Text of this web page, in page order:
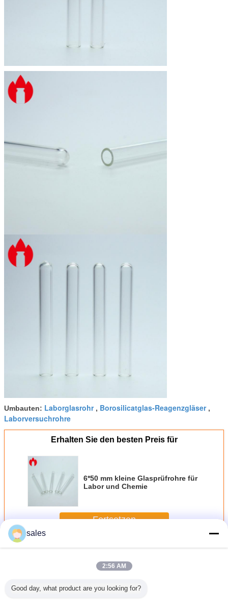
Umbauten: Laborglasrohr, Borosilicatglas-Reagenzgläser,
Laborversuchrohre
Erhalten Sie den besten Preis für
6*50 mm kleine Glasprüfrohre für
Labor und Chemie
Fortsetzen
MehrGlasreagenzgläser
sales
2:56 AM
Good day, what product are you looking for?